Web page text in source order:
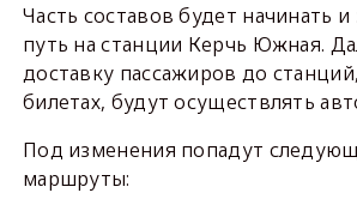
Часть составов будет начинать
путь на станции Керчь Южная.
доставку пассажиров до
билетах, будут осуществлять
Под изменения попадут
маршруты: